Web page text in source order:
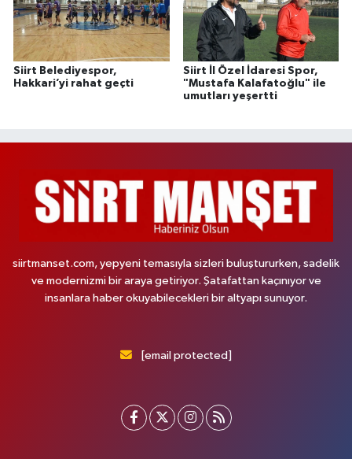
Siirt Belediyespor,
Hakkari’yi rahat geçti
Siirt İl Özel İdaresi Spor,
"Mustafa Kalafatoğlu" ile
umutları yeşertti
siirtmanset.com, yepyeni temasıyla sizleri buluştururken, sadelik
ve modernizmi bir araya getiriyor. Şatafattan kaçınıyor ve
insanlara haber okuyabilecekleri bir altyapı sunuyor.
[email protected]